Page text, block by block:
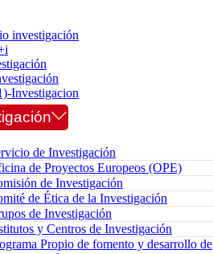
investigación
Investigacion
de Investigación
de Proyectos Europeos (OPE)
de Investigación
de Ética de la Investigación
de Investigación
y Centros de Investigación
Propio de fomento y desarrollo de